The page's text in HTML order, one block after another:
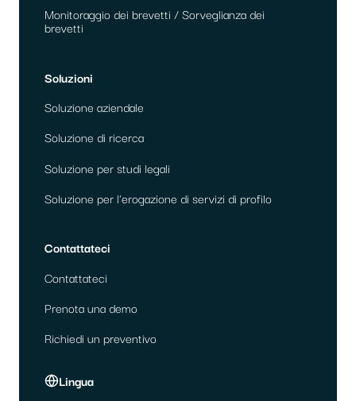
Monitoraggio dei brevetti / Sorveglianza dei
brevetti
Soluzioni
Soluzione aziendale
Soluzione di ricerca
Soluzione per studi legali
Soluzione per l'erogazione di servizi di profilo
Contattateci
Contattateci
Prenota una demo
Richiedi un preventivo
Lingua